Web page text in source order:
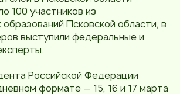
100 участников из
Псковской области, в
выступили федеральные и
Российской Федерации
формате — 15, 16 и 17 марта